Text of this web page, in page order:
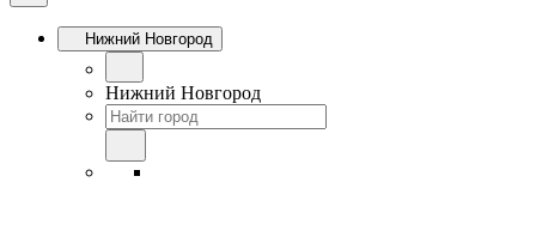
Нижний Новгород
Нижний Новгород